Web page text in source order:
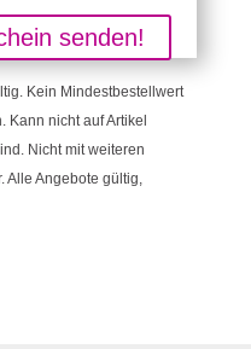
senden!
Kein Mindestbestellwert
nicht auf Artikel
Nicht mit weiteren
Alle Angebote gültig,